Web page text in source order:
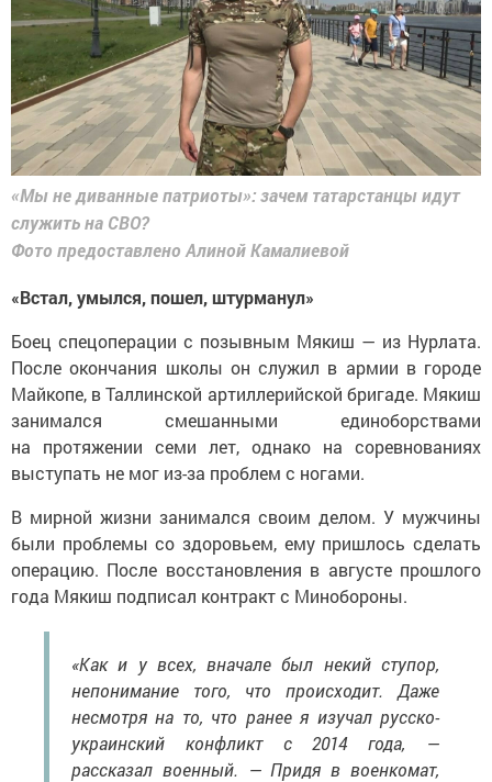
«Мы не диванные патриоты»: зачем татарстанцы идут
служить на СВО?
Фото предоставлено Алиной Камалиевой
«Встал, умылся, пошел, штурманул»
Боец спецоперации с позывным Мякиш — из Нурлата.
После окончания школы он служил в армии в городе
Майкопе, в Таллинской артиллерийской бригаде. Мякиш
занимался смешанными единоборствами
на протяжении семи лет, однако на соревнованиях
выступать не мог из-за проблем с ногами.
В мирной жизни занимался своим делом. У мужчины
были проблемы со здоровьем, ему пришлось сделать
операцию. После восстановления в августе прошлого
года Мякиш подписал контракт с Минобороны.
«Как и у всех, вначале был некий ступор,
непонимание того, что происходит. Даже
несмотря на то, что ранее я изучал русско-
украинский конфликт с 2014 года, —
рассказал военный. — Придя в военкомат,